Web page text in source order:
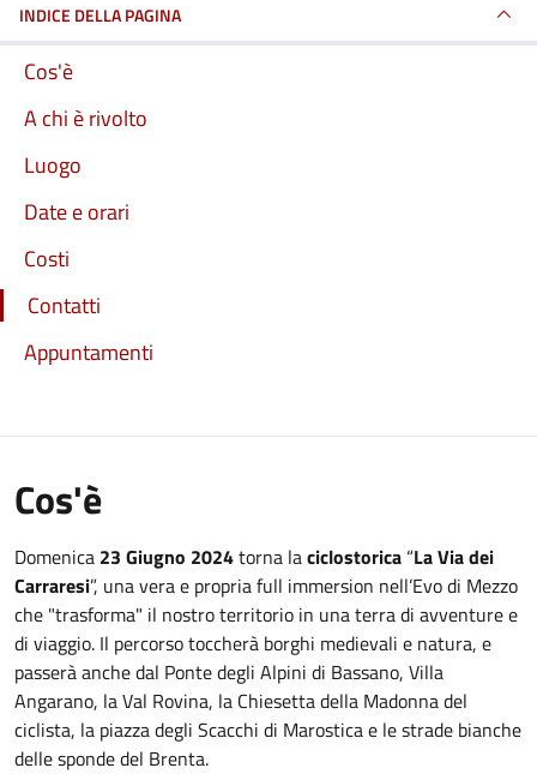
INDICE DELLA PAGINA
Cos'è
A chi è rivolto
Luogo
Date e orari
Costi
Contatti
Appuntamenti
Cos'è
Domenica 23 Giugno 2024torna laciclostorica “La Via dei
Carraresi”, una vera e propria full immersion nell’Evo di Mezzo
che "trasforma" il nostro territorio in una terra di avventure e
di viaggio. Il percorso toccherà borghi medievali e natura, e
passerà anche dal Ponte degli Alpini di Bassano, Villa
Angarano, la Val Rovina, la Chiesetta della Madonna del
ciclista, la piazza degli Scacchi di Marostica e le strade bianche
delle sponde del Brenta.